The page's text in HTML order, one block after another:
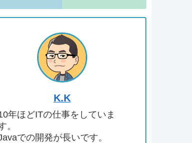
K.K
年ほどITの仕事をしていま
。
での開発が長いです。